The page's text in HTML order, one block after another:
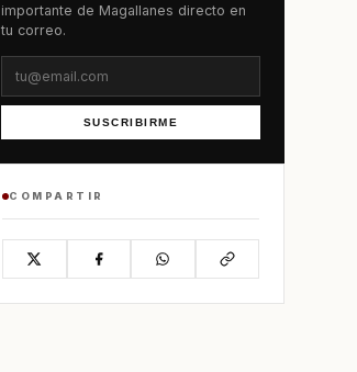
importante de Magallanes directo en
tu correo.
SUSCRIBIRME
COMPARTIR